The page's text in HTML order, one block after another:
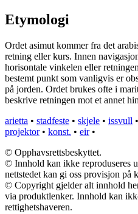
Etymologi
Ordet asimut kommer fra det
retning eller kurs. Innen
horisontale vinkelen eller
bestemt punkt som vanligvis er
på jorden. Ordet brukes ofte i
beskrive retningen mot et annet
arietta • stadfeste • skjele • issvull •
projektor• konst. • eir•
© Opphavsrettsbeskyttet.
© Innhold kan ikke reproduseres
nettstedet kan gi oss provisjon på
© Copyright gjelder alt innhold
via produktlenker. Innhold kan
rettighetshaveren.